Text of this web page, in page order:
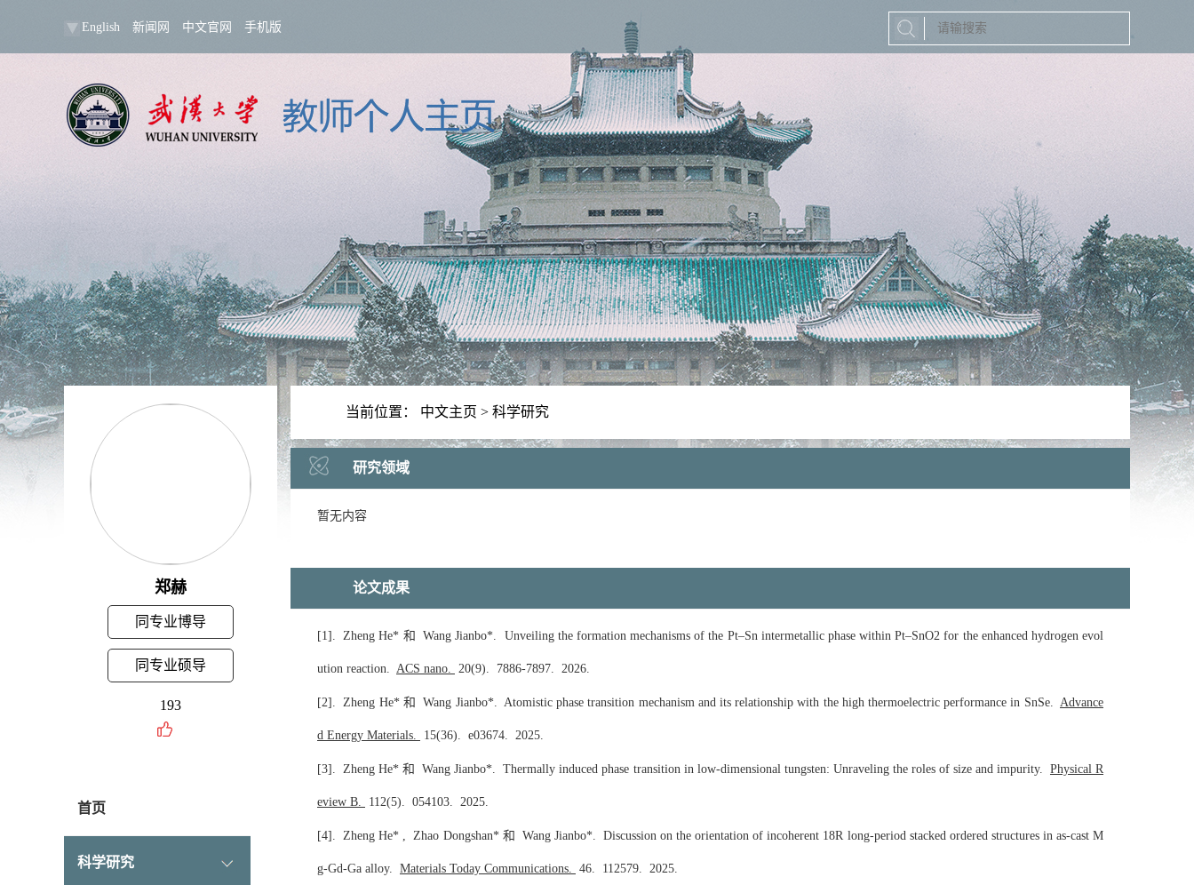
English 新闻网 中文官网 手机版
郑赫
同专业博导
同专业硕导
193
首页
科学研究
当前位置： 中文主页 > 科学研究
研究领域
暂无内容
论文成果
[1]. Zheng He* 和 Wang Jianbo*. Unveiling the formation mechanisms of the Pt–Sn intermetallic phase within Pt–SnO2 for the enhanced hydrogen evol
ution reaction. ACS nano. 20(9). 7886-7897. 2026.
[2]. Zheng He* 和 Wang Jianbo*. Atomistic phase transition mechanism and its relationship with the high thermoelectric performance in SnSe. Advance
d Energy Materials. 15(36). e03674. 2025.
[3]. Zheng He* 和 Wang Jianbo*. Thermally induced phase transition in low-dimensional tungsten: Unraveling the roles of size and impurity. Physical R
eview B. 112(5). 054103. 2025.
[4]. Zheng He* , Zhao Dongshan* 和 Wang Jianbo*. Discussion on the orientation of incoherent 18R long-period stacked ordered structures in as-cast M
g-Gd-Ga alloy. Materials Today Communications. 46. 112579. 2025.